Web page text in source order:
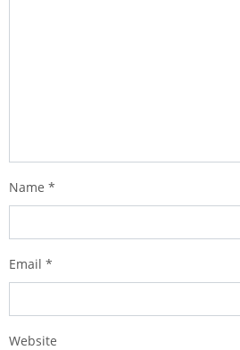
Name *
Email *
Website